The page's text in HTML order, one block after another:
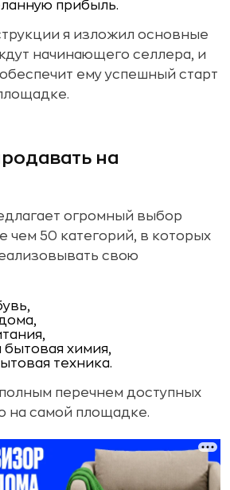
прибыль.
я изложил основные
начинающего селлера, и
ему успешный старт
на
огромный выбор
чем 50 категорий, в которых
свою
бытовая химия,
техника.
перечнем доступных
на самой площадке.